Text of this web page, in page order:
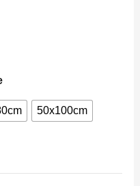
50x100cm